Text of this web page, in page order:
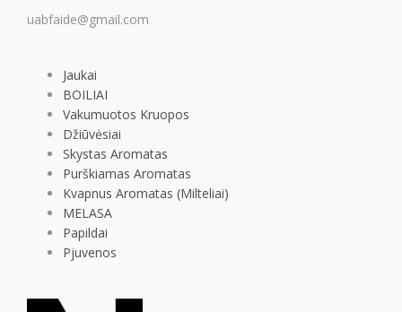
uabfaide@gmail.com
Jaukai
BOILIAI
Vakumuotos Kruopos
Džiūvėsiai
Skystas Aromatas
Purškiamas Aromatas
Kvapnus Aromatas (Milteliai)
MELASA
Papildai
Pjuvenos